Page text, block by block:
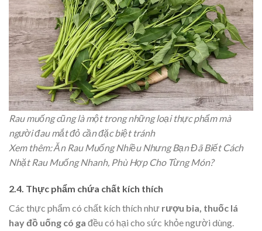
Rau muống cũng là một trong những loại thực phẩm mà
người đau mắt đỏ cần đặc biệt tránh
Xem thêm: Ăn Rau Muống Nhiều Nhưng Bạn Đã Biết Cách
Nhặt Rau Muống Nhanh, Phù Hợp Cho Từng Món?
2.4. Thực phẩm chứa chất kích thích
Các thực phẩm có chất kích thích như rượu bia, thuốc lá
hay đồ uống có ga đều có hại cho sức khỏe người dùng.